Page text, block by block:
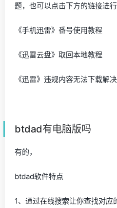
题，也可以点击下方的链接进行
《手机迅雷》番号使用教程
《迅雷云盘》取回本地教程
《迅雷》违规内容无法下载解
btdad有电脑版吗
有的，
btdad软件特点
1、通过在线搜索让你查找对应